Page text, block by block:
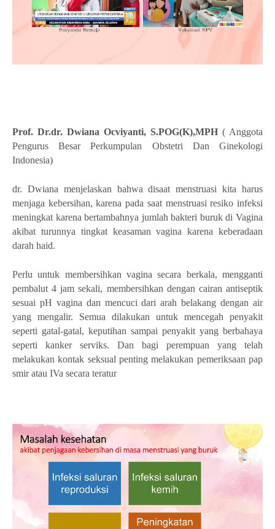
Prof. Dr.dr. Dwiana Ocviyanti, S.POG(K),MPH ( Anggota
Pengurus Besar Perkumpulan Obstetri Dan Ginekologi
Indonesia)
dr. Dwiana menjelaskan bahwa disaat menstruasi kita harus
menjaga kebersihan, karena pada saat menstruasi resiko infeksi
meningkat karena bertambahnya jumlah bakteri buruk di Vagina
akibat turunnya tingkat keasaman vagina karena keberadaan
darah haid.
Perlu untuk membersihkan vagina secara berkala, mengganti
pembalut 4 jam sekali, membersihkan dengan cairan antiseptik
sesuai pH vagina dan mencuci dari arah belakang dengan air
yang mengalir. Semua dilakukan untuk mencegah penyakit
seperti gatal-gatal, keputihan sampai penyakit yang berbahaya
seperti kanker serviks. Dan bagi perempuan yang telah
melakukan kontak seksual penting melakukan pemeriksaan pap
smir atau IVa secara teratur